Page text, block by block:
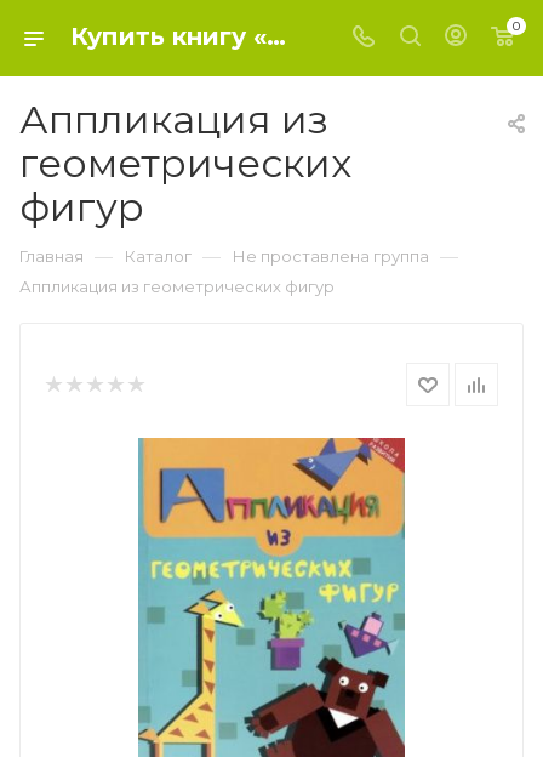
Купить книгу «Аппликация из геометрических фигур» 2015, Крош Е. - Не проставлена группа 0
Аппликация из
геометрических
фигур
Главная — Каталог — Не проставлена группа —
Аппликация из геометрических фигур